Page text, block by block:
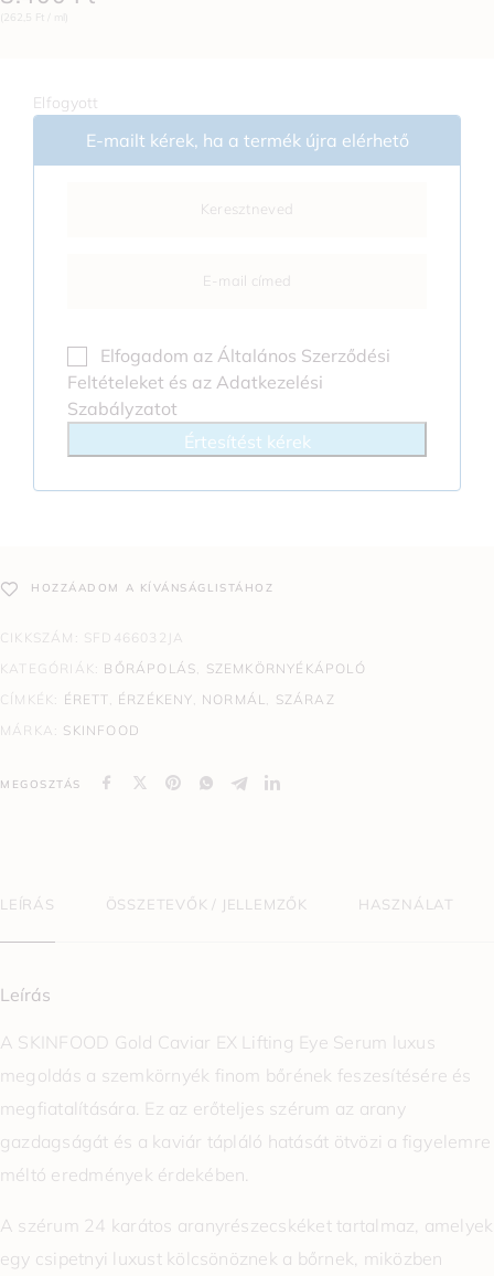
(262,5 Ft / ml)
Elfogyott
E-mailt kérek, ha a termék újra elérhető
Elfogadom az Általános Szerződési
Feltételeket és az Adatkezelési
Szabályzatot
Értesítést kérek
HOZZÁADOM A KÍVÁNSÁGLISTÁHOZ
CIKKSZÁM: SFD466032JA
KATEGÓRIÁK: BŐRÁPOLÁS, SZEMKÖRNYÉKÁPOLÓ
CÍMKÉK: ÉRETT, ÉRZÉKENY, NORMÁL, SZÁRAZ
MÁRKA: SKINFOOD
MEGOSZTÁS
LEÍRÁS ÖSSZETEVŐK / JELLEMZŐK HASZNÁLAT
Leírás
A SKINFOOD Gold Caviar EX Lifting Eye Serum luxus
megoldás a szemkörnyék finom bőrének feszesítésére és
megfiatalítására. Ez az erőteljes szérum az arany
gazdagságát és a kaviár tápláló hatását ötvözi a figyelemre
méltó eredmények érdekében.
A szérum 24 karátos aranyrészecskéket tartalmaz, amelyek
egy csipetnyi luxust kölcsönöznek a bőrnek, miközben